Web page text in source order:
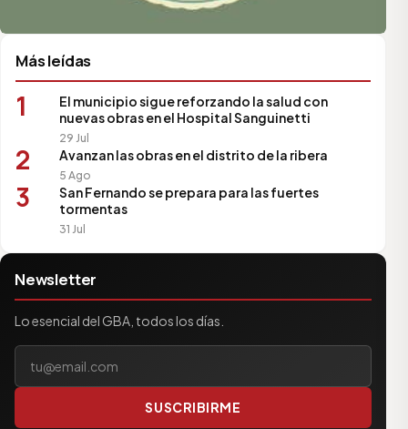
Más leídas
1
El municipio sigue reforzando la salud con
nuevas obras en el Hospital Sanguinetti
29 Jul
2 Avanzan las obras en el distrito de la ribera
5 Ago
3
San Fernando se prepara para las fuertes
tormentas
31 Jul
Newsletter
Lo esencial del GBA, todos los días.
SUSCRIBIRME